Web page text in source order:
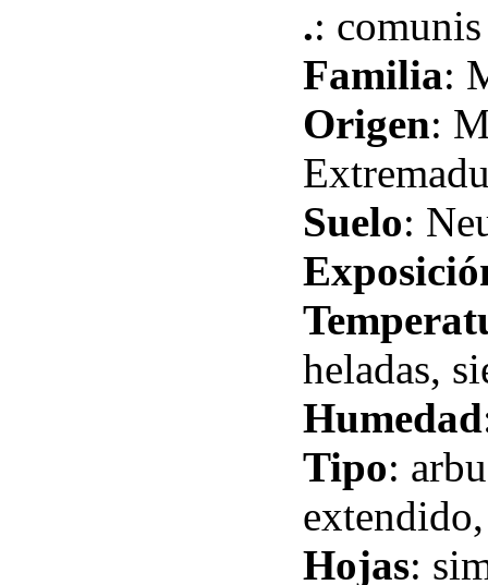
.:
Familia:
Origen:
Suelo:
heladas,
Humedad
Tipo:
Hojas: